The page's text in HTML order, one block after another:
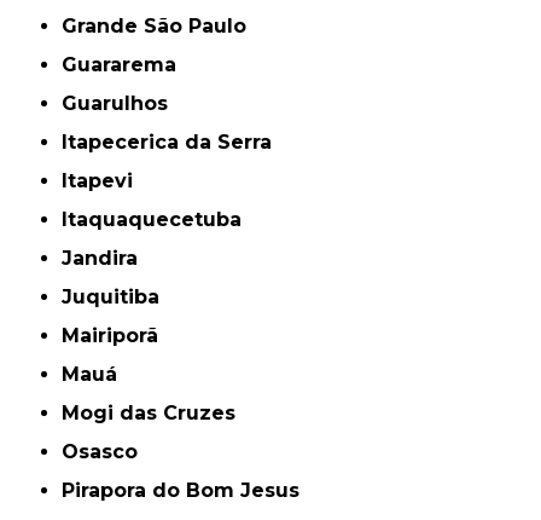
Grande São Paulo
Guararema
Guarulhos
Itapecerica da Serra
Itapevi
Itaquaquecetuba
Jandira
Juquitiba
Mairiporã
Mauá
Mogi das Cruzes
Osasco
Pirapora do Bom Jesus